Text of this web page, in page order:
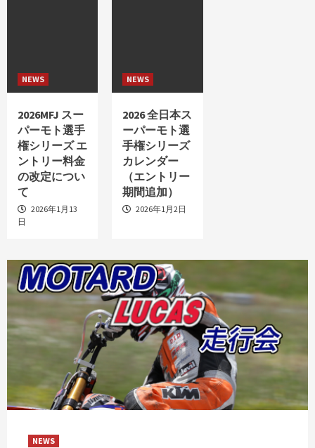
NEWS
2026MFJ スー
パーモト選手
権シリーズ エ
ントリー料金
の改定につい
て
2026年1月13
日
NEWS
2026 全日本ス
ーパーモト選
手権シリーズ
カレンダー
（エントリー
期間追加）
2026年1月2日
NEWS